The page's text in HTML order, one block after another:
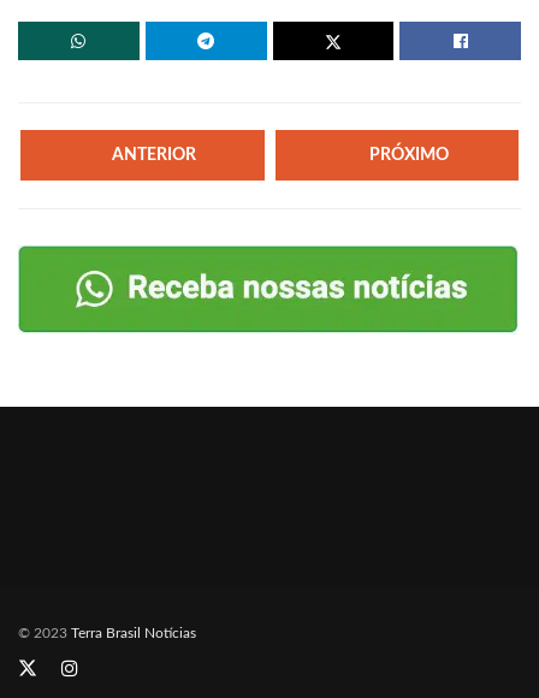
ANTERIOR PRÓXIMO
© 2023 Terra Brasil Notícias